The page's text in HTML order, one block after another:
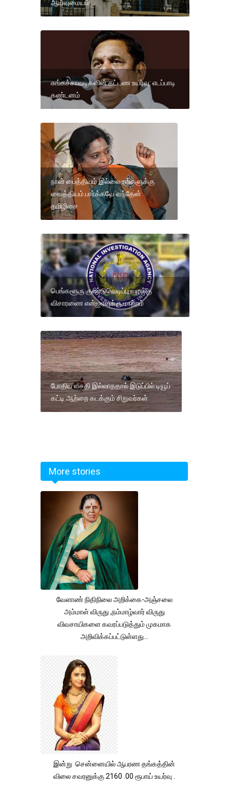
ஆய்வுமையம்
சுங்கச்சாவடிகளின் கட்டண உயர்வு: எடப்பாடி
கண்டனம்
நான் பைத்தியம் இல்லை உங்களுக்கு
வைத்தியம்.பார்க்கவே வந்தேன்
தமிழிசை
பெங்களூரு குண்டுவெடிப்பு வழக்கு
விசாரணை என்ஐஏவுக்கு மாற்றம்
போதிய வசதி இல்லாததால் இடுப்பில் டியூப்
கட்டி ஆற்றை கடக்கும் சிறுவர்கள்
More stories
வேளாண் நிதிநிலை அறிக்கை-அஞ்சலை
அம்மாள் விருது ,நம்மாழ்வார் விருது
விவசாயிகளை கவரப்படுத்தும் முகமாக
அறிவிக்கப்பட்டுள்ளது...
இன்று சென்னையில் ஆபரண தங்கத்தின்
விலை சவரனுக்கு 2160 .00 ரூபாய் உயர்வு .